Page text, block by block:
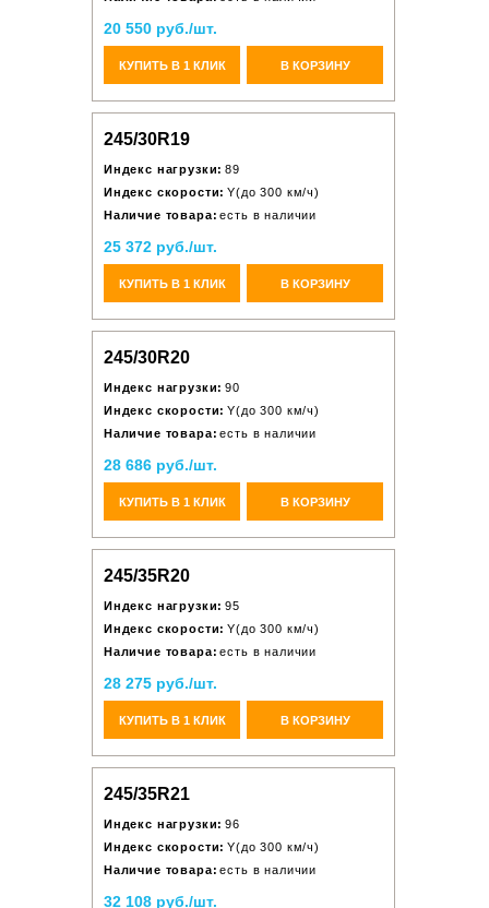
20 550 руб./шт.
КУПИТЬ В 1 КЛИК В КОРЗИНУ
245/30R19
Индекс нагрузки: 89
Индекс скорости: Y(до 300 км/ч)
Наличие товара: есть в наличии
25 372 руб./шт.
КУПИТЬ В 1 КЛИК В КОРЗИНУ
245/30R20
Индекс нагрузки: 90
Индекс скорости: Y(до 300 км/ч)
Наличие товара: есть в наличии
28 686 руб./шт.
КУПИТЬ В 1 КЛИК В КОРЗИНУ
245/35R20
Индекс нагрузки: 95
Индекс скорости: Y(до 300 км/ч)
Наличие товара: есть в наличии
28 275 руб./шт.
КУПИТЬ В 1 КЛИК В КОРЗИНУ
245/35R21
Индекс нагрузки: 96
Индекс скорости: Y(до 300 км/ч)
Наличие товара: есть в наличии
32 108 руб./шт.